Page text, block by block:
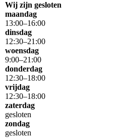
Wij zijn gesloten
maandag
13:00–16:00
dinsdag
12:30–21 :00
woensdag
9:00–21 :00
donderdag
12:30–18:00
vrijdag
12:30–18:00
zaterdag
gesloten
zondag
gesloten